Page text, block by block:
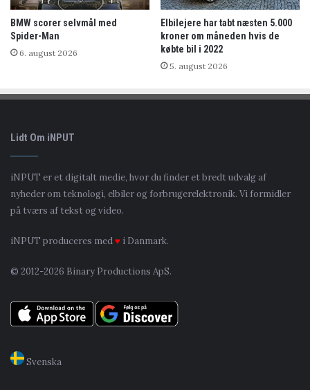
BMW scorer selvmål med
Spider-Man
6. august 2026
Elbilejere har tabt næsten 5.000
kroner om måneden hvis de
købte bil i 2022
5. august 2026
Lidt Om iNPUT
iNPUT er et digitalt medie, hvor du finder et bredt udvalg af
nyheder om teknologi, elbiler og forbrugerelektronik. Vi formidler
på tværs af tekst og video.
iNPUT produceres med♥ i Danmark.
© 2012-2026 Binary Productions ApS.
Svenska